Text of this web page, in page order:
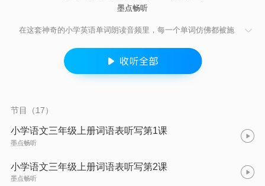
墨点畅听
在这套神奇的小学英语单词朗读音频里，每一个单词仿佛都被施
富多样的场景设置，将单词融入生活情境，加深孩子的理解和记
忆。还有独特的韵律和节奏，使单词朗读富有音乐性，让孩子在
不知不觉中爱上英语单词，开启英语学习的奇妙之旅。
节目（17）
小学语文三年级上册词语表听写第1课
墨点畅听
小学语文三年级上册词语表听写第2课
墨点畅听